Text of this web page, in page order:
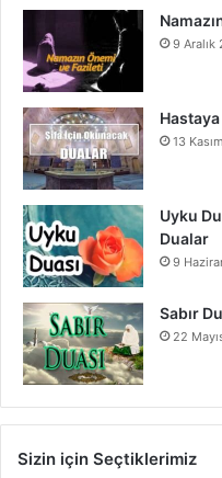
9 Aralık
13
Uyku
Dualar
9
Sabır
22
Sizin için Seçtiklerimiz